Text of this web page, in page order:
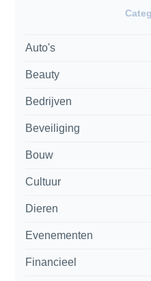
Auto's
Beauty
Bedrijven
Beveiliging
Bouw
Cultuur
Dieren
Evenementen
Financieel